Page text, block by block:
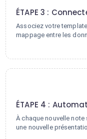
ÉTAPE 3 :
Associez votre
mappage entre les
ÉTAPE 4 :
À chaque nouvelle
une nouvelle